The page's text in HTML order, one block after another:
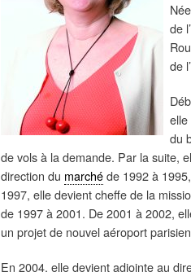
de
de
du
de vols à la demande. Par la suite,
direction du marchéde 1992 à
1997, elle devient cheffe de la
de 1997 à 2001. De 2001 à 2002,
un projet de nouvel aéroport
En 2004, elle devient adjointe au